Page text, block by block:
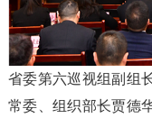
省委第六巡视组副组
常委、组织部长贾德